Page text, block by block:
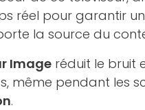
réel pour garantir
la source du
Image réduit le bruit
même pendant les
.